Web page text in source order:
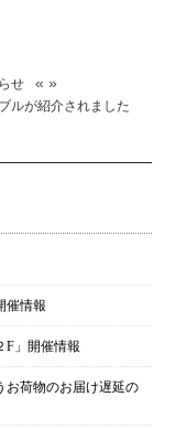
催情報
」開催情報
お荷物のお届け遅延の
«
せ
ルが紹介されました
»